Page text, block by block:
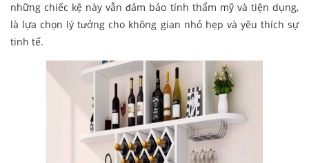
những chiếc kệ này vẫn đảm bảo tính thẩm mỹ và tiện dụng,
là lựa chọn lý tưởng cho không gian nhỏ hẹp và yêu thích sự
tinh tế.